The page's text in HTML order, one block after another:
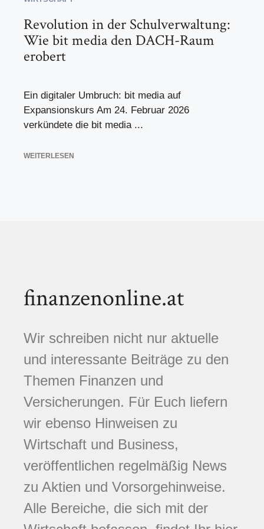
Revolution in der Schulverwaltung:
Wie bit media den DACH-Raum
erobert
Ein digitaler Umbruch: bit media auf
Expansionskurs Am 24. Februar 2026
verkündete die bit media ...
WEITERLESEN
finanzenonline.at
Wir schreiben nicht nur aktuelle
und interessante Beiträge zu den
Themen Finanzen und
Versicherungen. Für Euch liefern
wir ebenso Hinweisen zu
Wirtschaft und Business,
veröffentlichen regelmäßig News
zu Aktien und Vorsorgehinweise.
Alle Bereiche, die sich mit der